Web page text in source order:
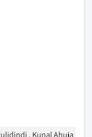
, Kunal Ahuja